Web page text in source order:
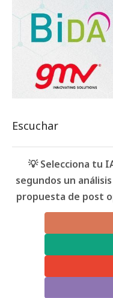
Escuchar
💡 Selecciona tu
segundos un
propuesta de post